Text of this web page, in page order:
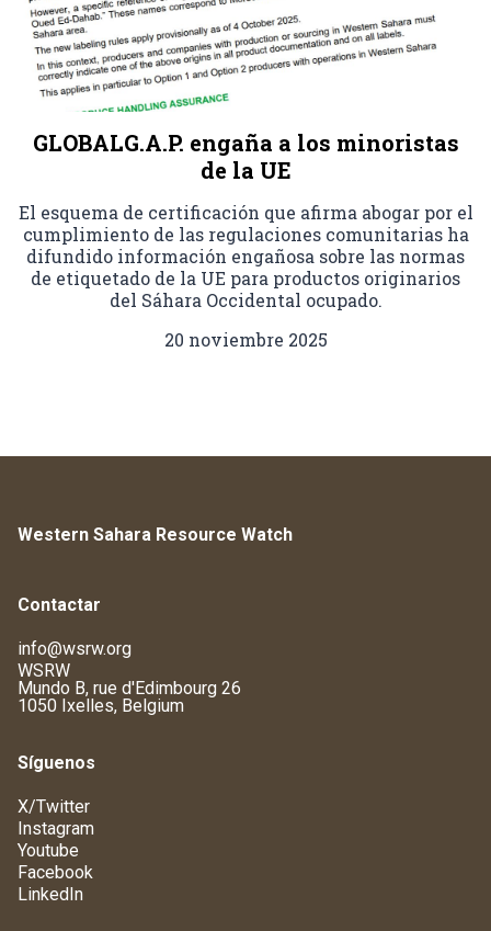
GLOBALG.A.P. engaña a los minoristas
de la UE
El esquema de certificación que afirma abogar por el
cumplimiento de las regulaciones comunitarias ha
difundido información engañosa sobre las normas
de etiquetado de la UE para productos originarios
del Sáhara Occidental ocupado.
20 noviembre 2025
Western Sahara Resource Watch
Contactar
info@wsrw.org
WSRW
Mundo B, rue d'Edimbourg 26
1050 Ixelles, Belgium
Síguenos
X/Twitter
Instagram
Youtube
Facebook
LinkedIn